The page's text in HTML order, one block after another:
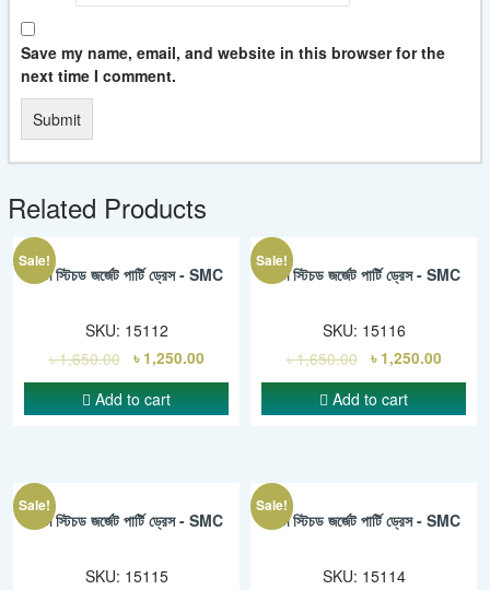
Save my name, email, and website in this browser for the
next time I comment.
Related Products
Sale!
সেমি স্টিচড জর্জেট পার্টি ড্রেস - SMC
SKU: 15112
৳1,650.00 ৳ 1,250.00
Add to cart
Sale!
সেমি স্টিচড জর্জেট পার্টি ড্রেস - SMC
SKU: 15116
৳1,650.00 ৳ 1,250.00
Add to cart
Sale!
সেমি স্টিচড জর্জেট পার্টি ড্রেস - SMC
SKU: 15115
Sale!
সেমি স্টিচড জর্জেট পার্টি ড্রেস - SMC
SKU: 15114